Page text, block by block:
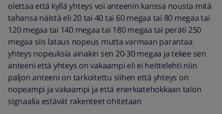
olettaa että kyllä yhteys voi anteenin kanssa nousta mitä
tahansa näistä eli 20 tai 40 tai 60 megaa tai 80 megaa tai
120 megaa tai 140 megaa tai 180 megaa tai peräti 250
megaa siis lataus nopeus mutta varmaan parantaa
yhteys nopeuksia ainakin sen 20-30 megaa ja tekee sen
anteeni että yhteys on vakaampi eli ei heittelehti niin
paljon anteeni on tarkoitettu siihen että yhteys on
nopeampi ja vakaampi ja että enerkiatehokkaan talon
signaalia estävät rakenteet ohitetaan